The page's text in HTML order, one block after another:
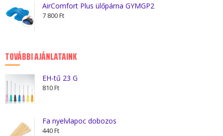
AirComfort Plus ülőpárna GYMGP2
7 800Ft
TOVÁBBI AJÁNLATAINK
EH-tű 23 G
810Ft
Fa nyelvlapoc dobozos
440Ft